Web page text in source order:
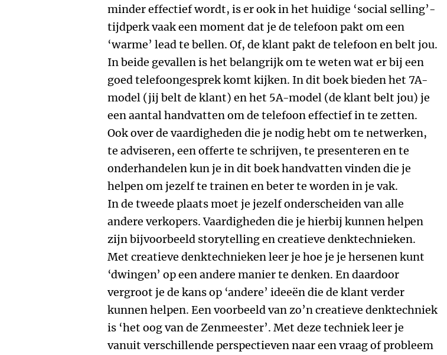
minder effectief wordt, is er ook in het huidige ‘social selling’-
tijdperk vaak een moment dat je de telefoon pakt om een
‘warme’ lead te bellen. Of, de klant pakt de telefoon en belt jou.
In beide gevallen is het belangrijk om te weten wat er bij een
goed telefoongesprek komt kijken. In dit boek bieden het 7A-
model (jij belt de klant) en het 5A-model (de klant belt jou) je
een aantal handvatten om de telefoon effectief in te zetten.
Ook over de vaardigheden die je nodig hebt om te netwerken,
te adviseren, een offerte te schrijven, te presenteren en te
onderhandelen kun je in dit boek handvatten vinden die je
helpen om jezelf te trainen en beter te worden in je vak.
In de tweede plaats moet je jezelf onderscheiden van alle
andere verkopers. Vaardigheden die je hierbij kunnen helpen
zijn bijvoorbeeld storytelling en creatieve denktechnieken.
Met creatieve denktechnieken leer je hoe je je hersenen kunt
‘dwingen’ op een andere manier te denken. En daardoor
vergroot je de kans op ‘andere’ ideeën die de klant verder
kunnen helpen. Een voorbeeld van zo’n creatieve denktechniek
is ‘het oog van de Zenmeester’. Met deze techniek leer je
vanuit verschillende perspectieven naar een vraag of probleem